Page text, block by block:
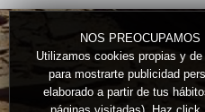
NOS
Utilizamos cookies propias y
para mostrarte publicidad
elaborado a partir de tus